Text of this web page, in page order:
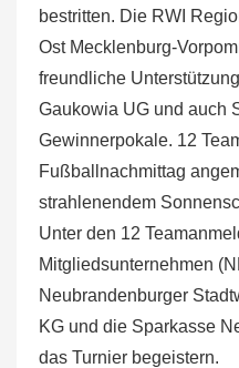
bestritten. Die RWI
Ost Mecklenburg-
freundliche
Gaukowia UG und auch
Gewinnerpokale. 12
Fußballnachmittag
strahlenendem
Unter den 12
Mitgliedsunternehmen
Neubrandenburger
KG und die Sparkasse
das Turnier begeistern.